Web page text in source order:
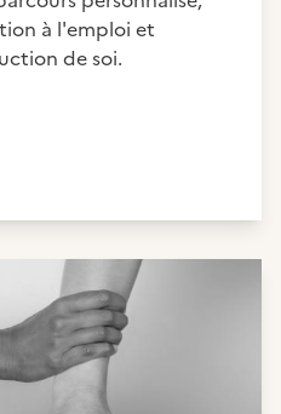
à l'emploi et
de soi.